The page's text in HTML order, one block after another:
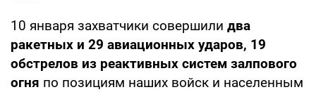
10 января захватчики совершили два
ракетных и 29 авиационных ударов, 19
обстрелов из реактивных систем залпового
огня по позициям наших войск и населенным